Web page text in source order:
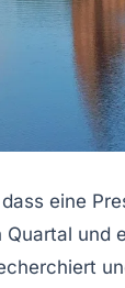
eine
und